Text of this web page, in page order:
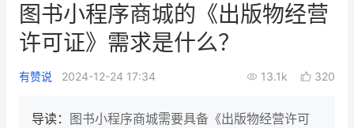
新零售大会 新零售茶会
图书小程序商城的《出版物经营
许可证》需求是什么？
有赞说 2024-12-24 17:34 13.1k 320
导读： 图书小程序商城需要具备《出版物经营许可